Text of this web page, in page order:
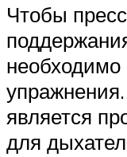
Чтобы
является
для